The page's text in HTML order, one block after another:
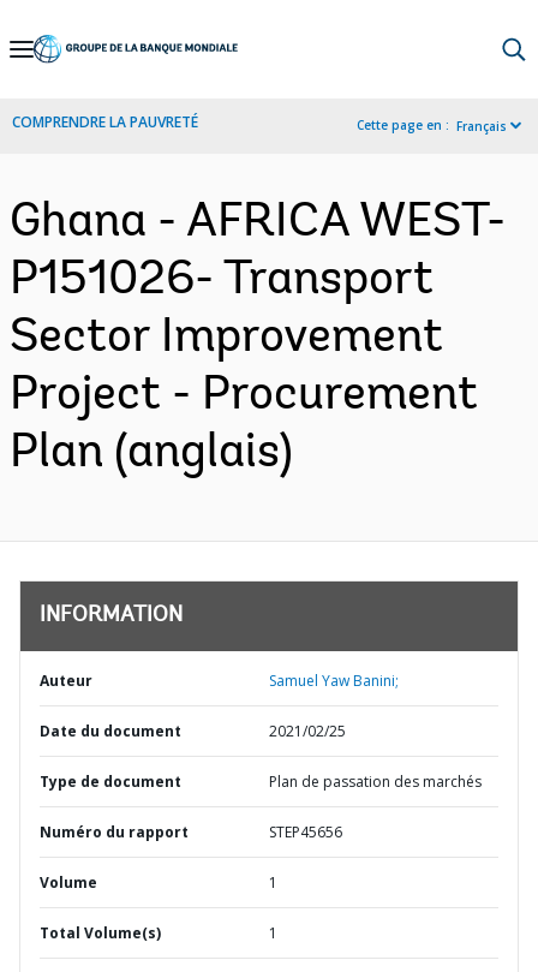
Skip
Navigation
COMPRENDRE LA PAUVRETÉ Cette page en : Français
Ghana - AFRICA WEST-
P151026- Transport
Sector Improvement
Project - Procurement
Plan (anglais)
INFORMATION
Auteur Samuel Yaw Banini;
Date du document 2021/02/25
Type de document Plan de passation des marchés
Numéro du rapport STEP45656
Volume 1
Total Volume(s) 1